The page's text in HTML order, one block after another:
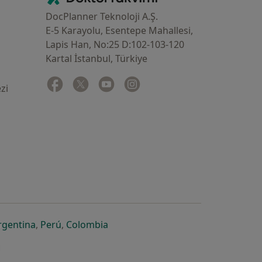
DocPlanner Teknoloji A.Ş.
E-5 Karayolu, Esentepe Mahallesi,
Lapis Han, No:25 D:102-103-120
Kartal İstanbul, Türkiye
Facebook
yeni bir sekmede açılır
Twitter
yeni bir sekmede açılır
Youtube
yeni bir sekmede açılır
açılıraçılır
bir sekmede açılır
yeni bir sekmede açılır
, Perúyeni bir sekmede açılır
, Colombiayeni bir sekmede açılır